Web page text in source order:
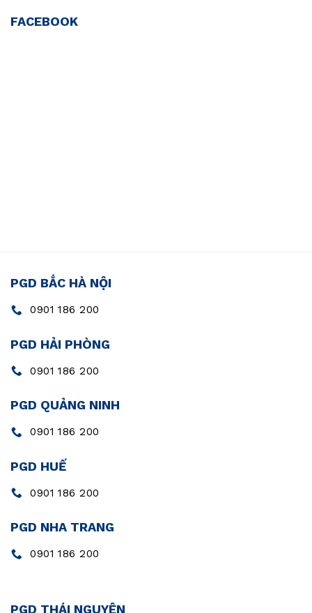
FACEBOOK
PGD BẮC HÀ NỘI
0901 186 200
PGD HẢI PHÒNG
0901 186 200
PGD QUẢNG NINH
0901 186 200
PGD HUẾ
0901 186 200
PGD NHA TRANG
0901 186 200
PGD THÁI NGUYÊN